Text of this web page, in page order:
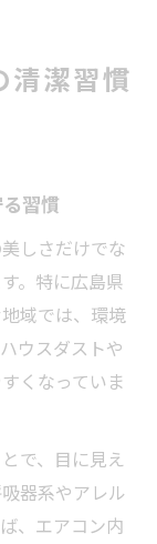
清潔習慣
習慣
しさだけでな
。特に広島県
域では、環境
ウスダストや
くなっていま
で、目に見え
器系やアレル
、エアコン内